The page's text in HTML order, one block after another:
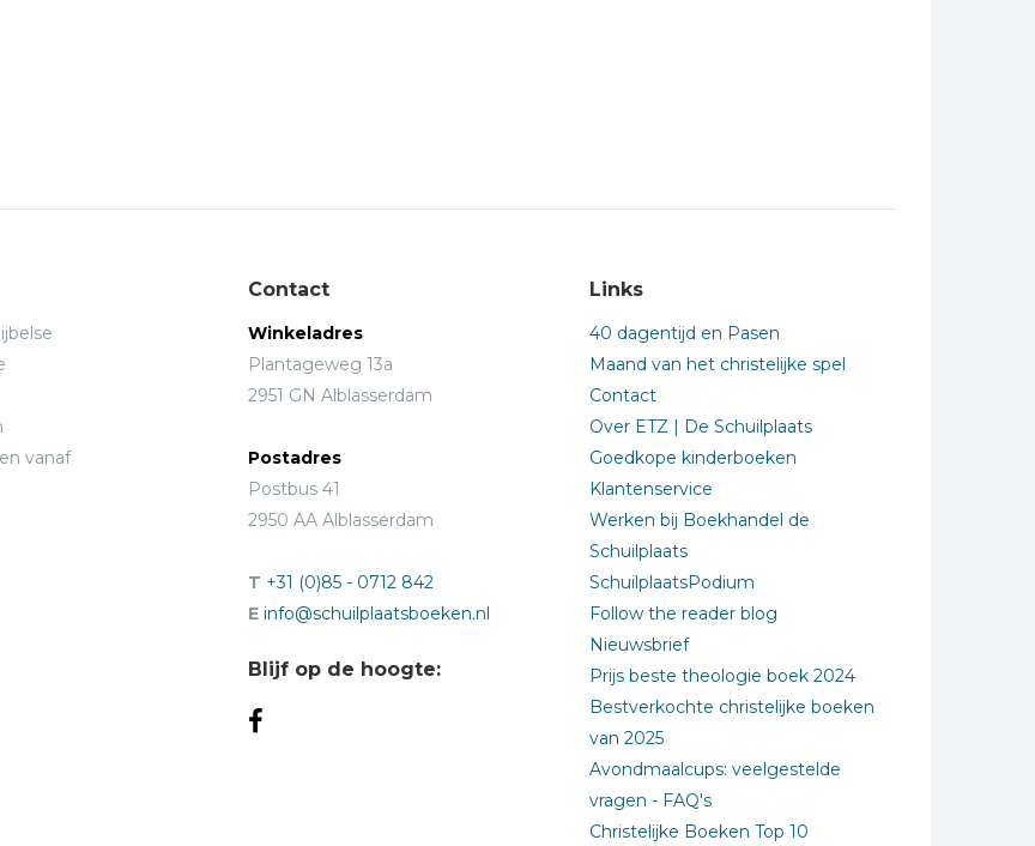
vanaf
Contact
Winkeladres
Plantageweg 13a
2951 GN Alblasserdam
Postadres
Postbus 41
2950 AA Alblasserdam
T +31 (0)85 - 0712 842
E info@schuilplaatsboeken.nl
Blijf op de hoogte:
Links
40 dagentijd en Pasen
Maand van het christelijke spel
Contact
Over ETZ | De Schuilplaats
Goedkope kinderboeken
Klantenservice
Werken bij Boekhandel de
Schuilplaats
SchuilplaatsPodium
Follow the reader blog
Nieuwsbrief
Prijs beste theologie boek 2024
Bestverkochte christelijke boeken
van 2025
Avondmaalcups: veelgestelde
vragen - FAQ's
Christelijke Boeken Top 10